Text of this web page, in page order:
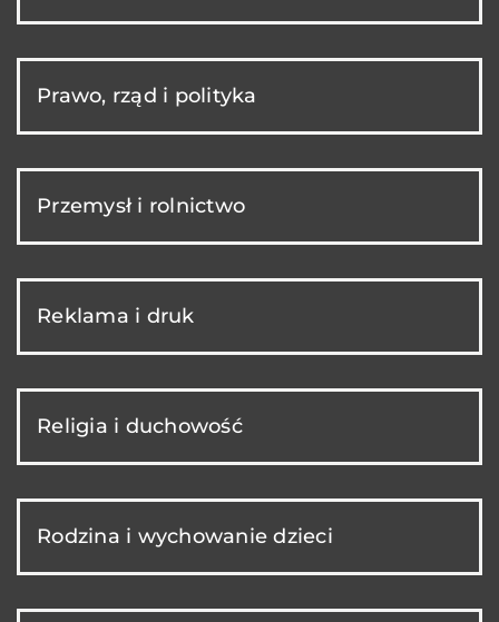
Prawo, rząd i polityka
Przemysł i rolnictwo
Reklama i druk
Religia i duchowość
Rodzina i wychowanie dzieci